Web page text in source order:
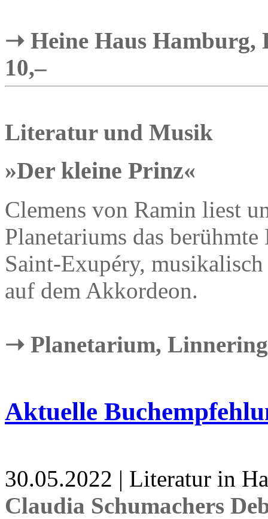
➝ Heine Haus Hamburg,
10,–
Literatur und Musik
»Der kleine Prinz«
Clemens von Ramin liest
Planetariums das
Saint-Exupéry,
auf dem Akkordeon.
➝ Planetarium, Linnering
Aktuelle
30.05.2022 | Literatur in
Claudia Schumachers